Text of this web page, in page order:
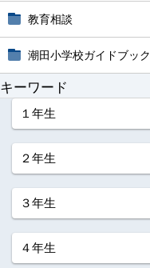
教育相談
潮田小学校ガイドブック
キーワード
１年生
２年生
３年生
４年生